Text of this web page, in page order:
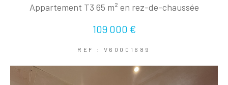
Appartement T3 65 m² en rez-de-chaussée
109 000 €
REF : V60001689